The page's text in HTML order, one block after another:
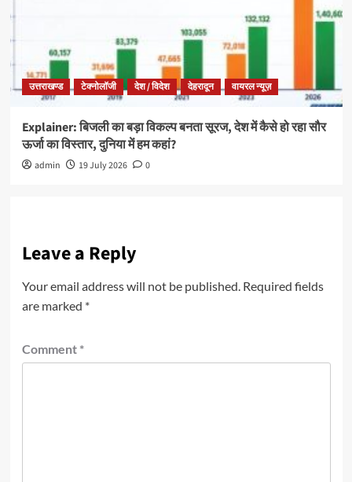
उत्तराखण्ड टेक्नोलॉजी देश / विदेश देहरादून वायरल न्यूज़
Explainer: बिजली का बड़ा विकल्प बनता सूरज, देश में कैसे हो रहा सौर
ऊर्जा का विस्तार, दुनिया में हम कहां?
admin 19 July 2026 0
Leave a Reply
Your email address will not be published. Required fields
are marked *
Comment *